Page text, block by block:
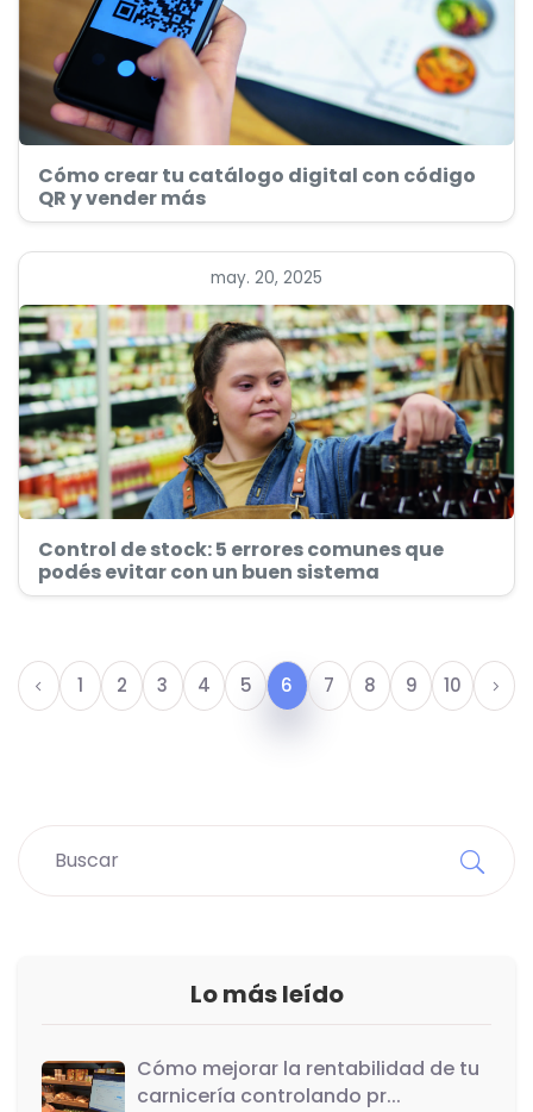
Cómo crear tu catálogo digital con código
QR y vender más
may. 20, 2025
Control de stock: 5 errores comunes que
podés evitar con un buen sistema
1 2 3 4 5 6 7 8 9 10
Lo más leído
Cómo mejorar la rentabilidad de tu
carnicería controlando pr...